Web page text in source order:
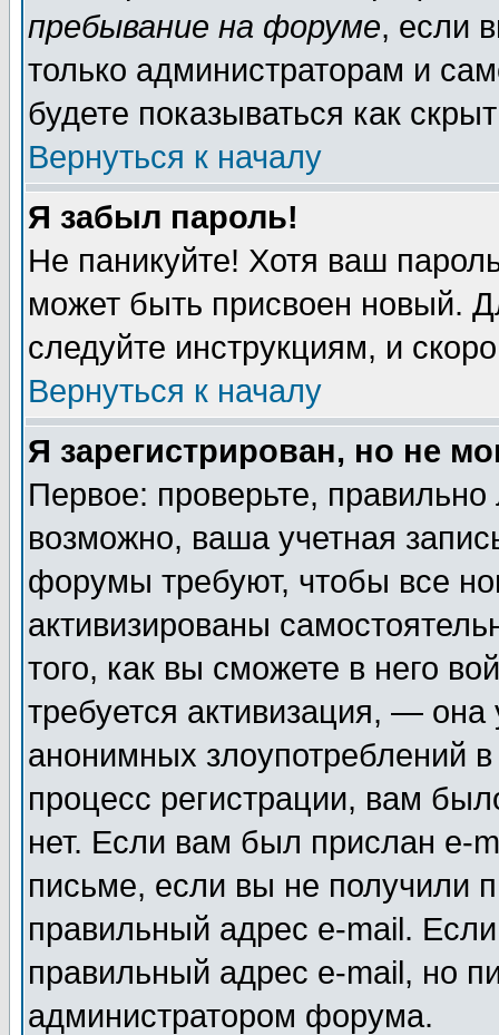
пребывание на форуме, если
только администраторам и
будете показываться как
Вернуться к началу
Я забыл пароль!
Не паникуйте! Хотя ваш
может быть присвоен новый.
следуйте инструкциям, и
Вернуться к началу
Я зарегистрирован, но не
Первое: проверьте,
возможно, ваша учетная
форумы требуют, чтобы все
активизированы
того, как вы сможете в него
требуется активизация, —
анонимных злоупотреблений
процесс регистрации, вам
нет. Если вам был прислан e-
письме, если вы не получили
правильный адрес e-mail.
правильный адрес e-mail, но
администратором форума.